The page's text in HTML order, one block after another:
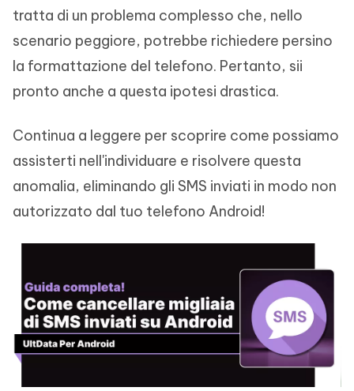
tratta di un problema complesso che, nello
scenario peggiore, potrebbe richiedere persino
la formattazione del telefono. Pertanto, sii
pronto anche a questa ipotesi drastica.
Continua a leggere per scoprire come possiamo
assisterti nell'individuare e risolvere questa
anomalia, eliminando gli SMS inviati in modo non
autorizzato dal tuo telefono Android!